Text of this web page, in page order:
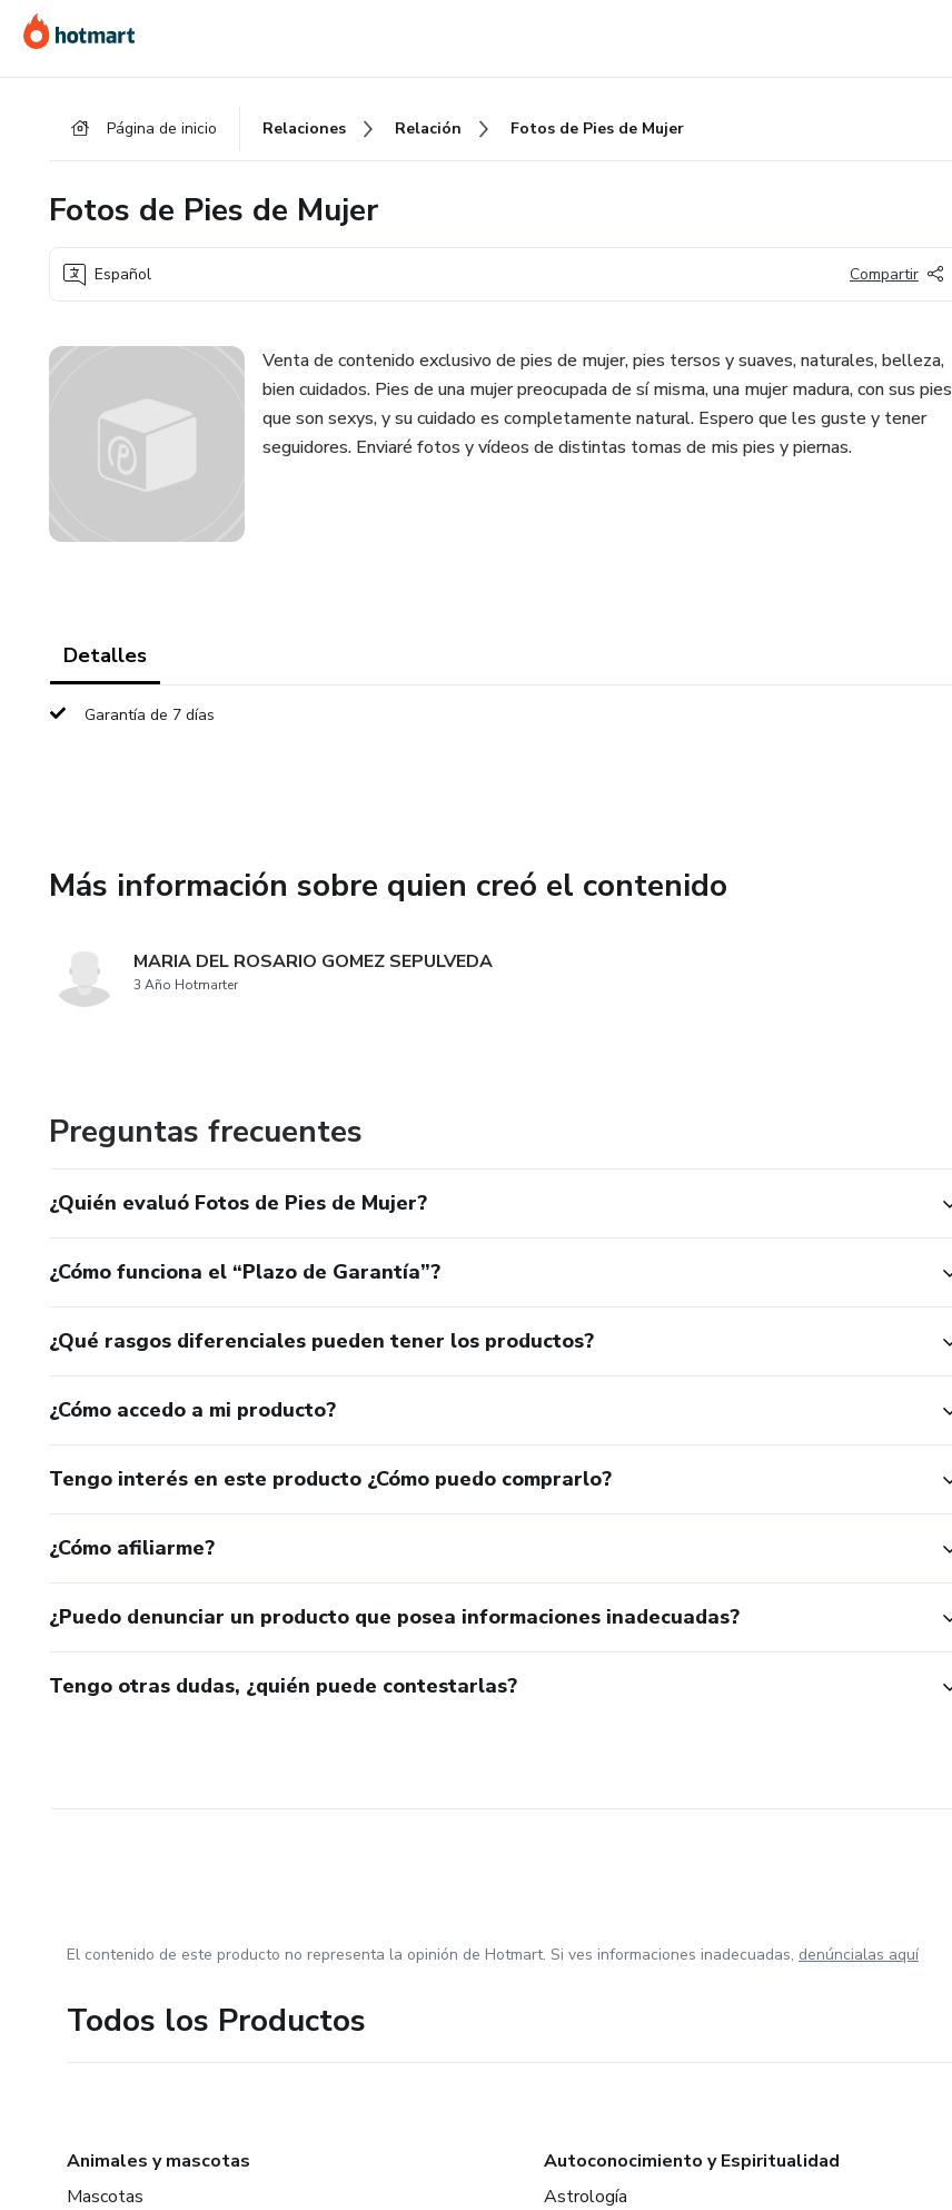
contenido
la
pie
Página de inicio Relaciones Relación Fotos de Pies de Mujer
Fotos de Pies de Mujer
Español Compartir
Venta de contenido exclusivo de pies de mujer, pies tersos y suaves, naturales, belleza,
bien cuidados. Pies de una mujer preocupada de sí misma, una mujer madura, con sus pies
que son sexys, y su cuidado es completamente natural. Espero que les guste y tener
seguidores. Enviaré fotos y vídeos de distintas tomas de mis pies y piernas.
Detalles
Garantía de 7 días
Más información sobre quien creó el contenido
MARIA DEL ROSARIO GOMEZ SEPULVEDA
3 Año Hotmarter
Preguntas frecuentes
¿Quién evaluó Fotos de Pies de Mujer?
¿Cómo funciona el “Plazo de Garantía”?
¿Qué rasgos diferenciales pueden tener los productos?
¿Cómo accedo a mi producto?
Tengo interés en este producto ¿Cómo puedo comprarlo?
¿Cómo afiliarme?
¿Puedo denunciar un producto que posea informaciones inadecuadas?
Tengo otras dudas, ¿quién puede contestarlas?
El contenido de este producto no representa la opinión de Hotmart. Si ves informaciones inadecuadas, denúncialas aquí
Todos los Productos
Animales y mascotas
Mascotas
Autoconocimiento y Espiritualidad
Astrología